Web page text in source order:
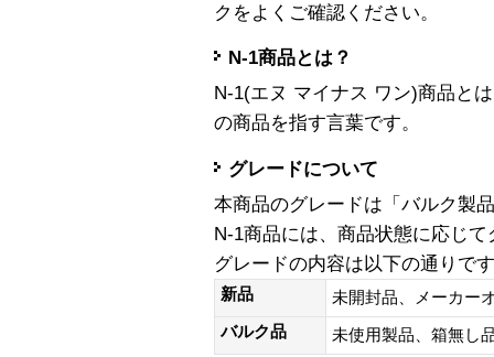
クをよくご確認ください。
N-1商品とは？
N-1(エヌ マイナス ワン)商品と
の商品を指す言葉です。
グレードについて
本商品のグレードは「バルク製
N-1商品には、商品状態に応じ
グレードの内容は以下の通りで
新品
未開封品、メーカー
バルク品
未使用製品、箱無